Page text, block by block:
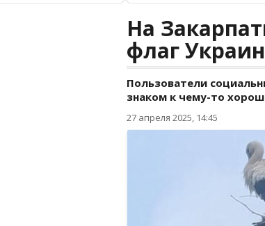
На
флаг
Пользователи
знаком к чему-то
27 апреля 2025, 14:45